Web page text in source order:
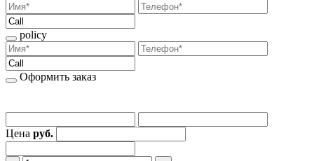
policy
Оформить заказ
Цена руб.